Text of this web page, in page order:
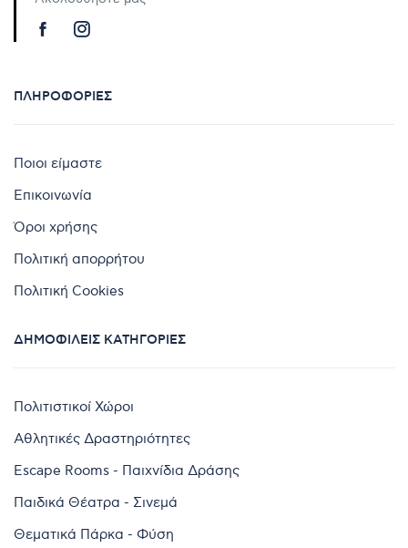
ΠΛΗΡΟΦΟΡΊΕΣ
Ποιοι είμαστε
Επικοινωνία
Όροι χρήσης
Πολιτική απορρήτου
Πολιτική Cookies
ΔΗΜΟΦΙΛΕΊΣ ΚΑΤΗΓΟΡΊΕΣ
Πολιτιστικοί Χώροι
Αθλητικές Δραστηριότητες
Escape Rooms - Παιχνίδια Δράσης
Παιδικά Θέατρα - Σινεμά
Θεματικά Πάρκα - Φύση